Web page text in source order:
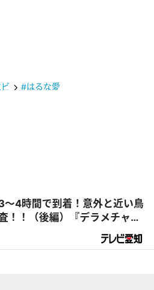
#はるな愛
～4時間で到着！意外と近い鳥
！！（後編）『デラメチャ気